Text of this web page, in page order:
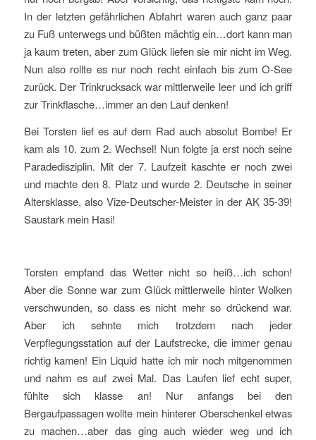
In der letzten gefährlichen Abfahrt waren auch ganz paar
zu Fuß unterwegs und büßten mächtig ein…dort kann man
ja kaum treten, aber zum Glück liefen sie mir nicht im Weg.
Nun also rollte es nur noch recht einfach bis zum O-See
zurück. Der Trinkrucksack war mittlerweile leer und ich griff
zur Trinkflasche…immer an den Lauf denken!
Bei Torsten lief es auf dem Rad auch absolut Bombe! Er
kam als 10. zum 2. Wechsel! Nun folgte ja erst noch seine
Paradedisziplin. Mit der 7. Laufzeit kaschte er noch zwei
und machte den 8. Platz und wurde 2. Deutsche in seiner
Altersklasse, also Vize-Deutscher-Meister in der AK 35-39!
Saustark mein Hasi!
Torsten empfand das Wetter nicht so heiß…ich schon!
Aber die Sonne war zum Glück mittlerweile hinter Wolken
verschwunden, so dass es nicht mehr so drückend war.
Aber ich sehnte mich trotzdem nach jeder
Verpflegungsstation auf der Laufstrecke, die immer genau
richtig kamen! Ein Liquid hatte ich mir noch mitgenommen
und nahm es auf zwei Mal. Das Laufen lief echt super,
fühlte sich klasse an! Nur anfangs bei den
Bergaufpassagen wollte mein hinterer Oberschenkel etwas
zu machen…aber das ging auch wieder weg und ich